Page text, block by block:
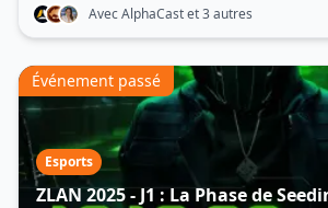
Avec AlphaCastet 3 autres
Esports
ZLAN 2025 - J1 : La Phase de
Événement passé